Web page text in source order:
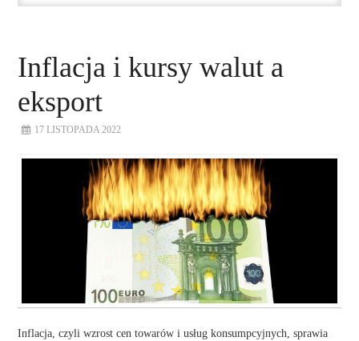
DORADZTWO
KONTAKT
Inflacja i kursy walut a
eksport
17 LISTOPADA 2022
Inflacja, czyli wzrost cen towarów i usług konsumpcyjnych, sprawia